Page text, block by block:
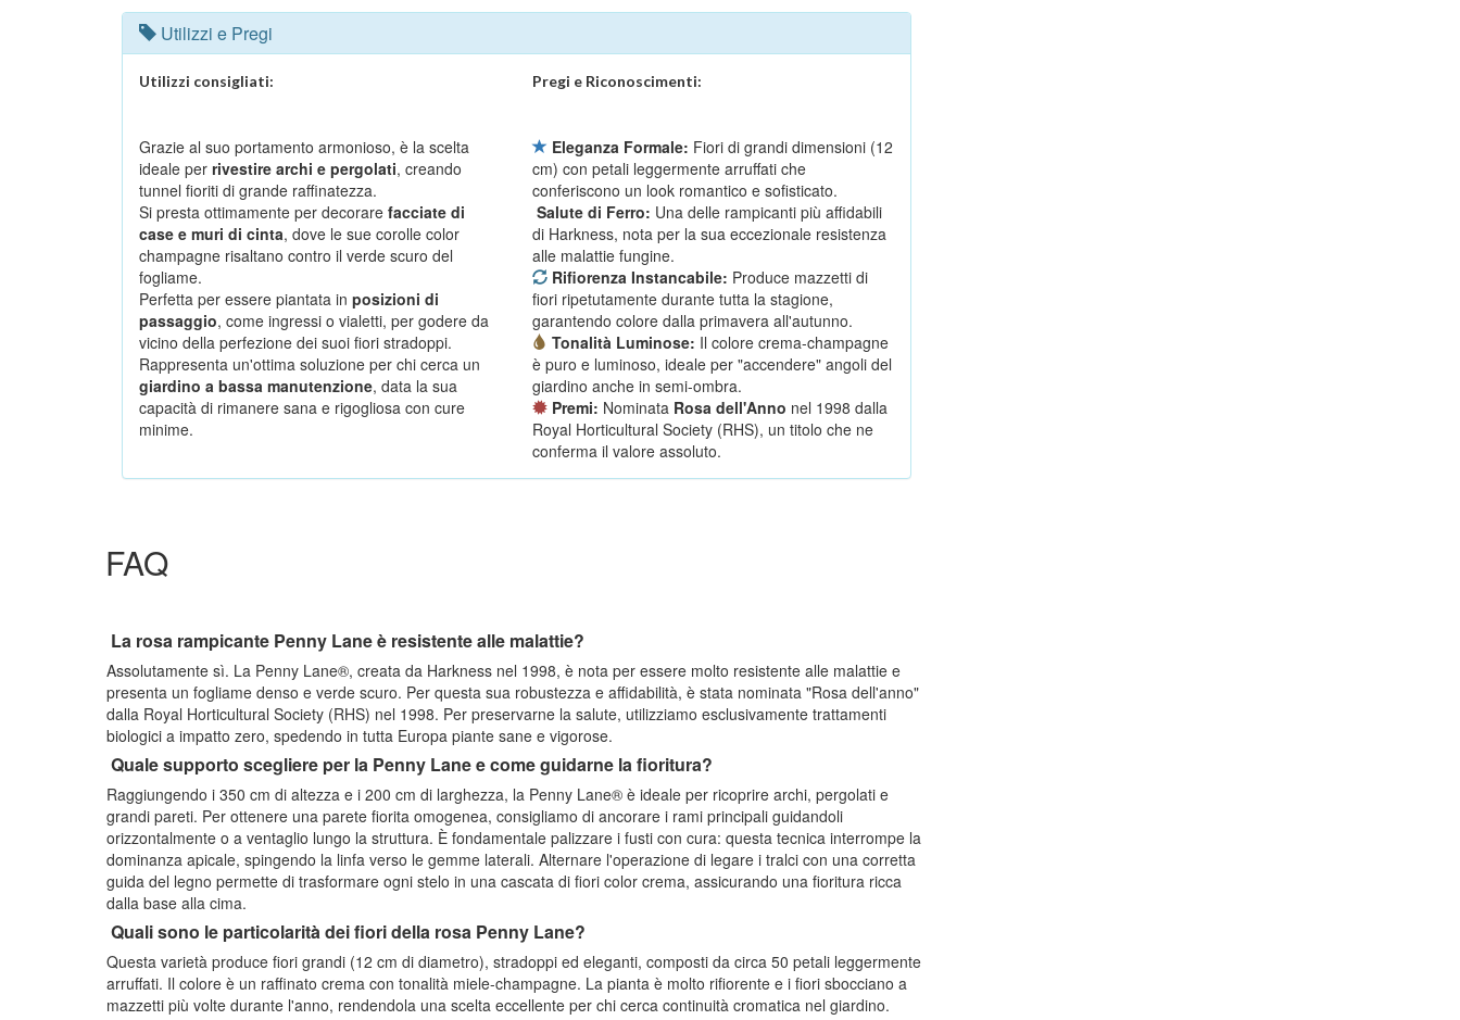
Utilizzi e Pregi
Utilizzi consigliati:
Grazie al suo portamento armonioso, è la scelta
ideale per rivestire archi e pergolati, creando
tunnel fioriti di grande raffinatezza.
Si presta ottimamente per decorare facciate di
case e muri di cinta, dove le sue corolle color
champagne risaltano contro il verde scuro del
fogliame.
Perfetta per essere piantata in posizioni di
passaggio, come ingressi o vialetti, per godere da
vicino della perfezione dei suoi fiori stradoppi.
Rappresenta un'ottima soluzione per chi cerca un
giardino a bassa manutenzione, data la sua
capacità di rimanere sana e rigogliosa con cure
minime.
Pregi e Riconoscimenti:
Eleganza Formale: Fiori di grandi dimensioni (12
cm) con petali leggermente arruffati che
conferiscono un look romantico e sofisticato.
Salute di Ferro: Una delle rampicanti più affidabili
di Harkness, nota per la sua eccezionale resistenza
alle malattie fungine.
Rifiorenza Instancabile: Produce mazzetti di
fiori ripetutamente durante tutta la stagione,
garantendo colore dalla primavera all'autunno.
Tonalità Luminose: Il colore crema-champagne
è puro e luminoso, ideale per "accendere" angoli del
giardino anche in semi-ombra.
Premi: Nominata Rosa dell'Anno nel 1998 dalla
Royal Horticultural Society (RHS), un titolo che ne
conferma il valore assoluto.
FAQ
La rosa rampicante Penny Lane è resistente alle malattie?
Assolutamente sì. La Penny Lane®, creata da Harkness nel 1998, è nota per essere molto resistente alle malattie e
presenta un fogliame denso e verde scuro. Per questa sua robustezza e affidabilità, è stata nominata "Rosa dell'anno"
dalla Royal Horticultural Society (RHS) nel 1998. Per preservarne la salute, utilizziamo esclusivamente trattamenti
biologici a impatto zero, spedendo in tutta Europa piante sane e vigorose.
Quale supporto scegliere per la Penny Lane e come guidarne la fioritura?
Raggiungendo i 350 cm di altezza e i 200 cm di larghezza, la Penny Lane® è ideale per ricoprire archi, pergolati e
grandi pareti. Per ottenere una parete fiorita omogenea, consigliamo di ancorare i rami principali guidandoli
orizzontalmente o a ventaglio lungo la struttura. È fondamentale palizzare i fusti con cura: questa tecnica interrompe la
dominanza apicale, spingendo la linfa verso le gemme laterali. Alternare l'operazione di legare i tralci con una corretta
guida del legno permette di trasformare ogni stelo in una cascata di fiori color crema, assicurando una fioritura ricca
dalla base alla cima.
Quali sono le particolarità dei fiori della rosa Penny Lane?
Questa varietà produce fiori grandi (12 cm di diametro), stradoppi ed eleganti, composti da circa 50 petali leggermente
arruffati. Il colore è un raffinato crema con tonalità miele-champagne. La pianta è molto rifiorente e i fiori sbocciano a
mazzetti più volte durante l'anno, rendendola una scelta eccellente per chi cerca continuità cromatica nel giardino.